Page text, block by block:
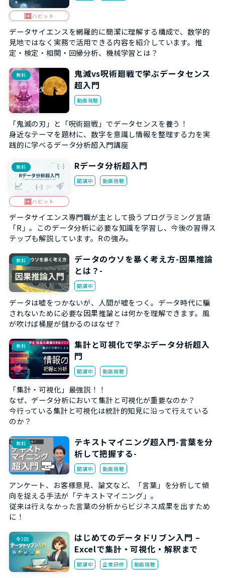
ハビット
データサイエンスを網羅的に簡潔に理解する構成で、数学的
見地ではなく実務で活用できる内容を紹介しています。推
定・検定・相関・回帰分析、機械学習とは？
無料
鬼滅vs呪術廻戦で学ぶデータセンス
超入門
動画視聴
「鬼滅の刃」と「呪術廻戦」でデータセンスを養う！
身近なテーマを題材に、数字を意識し情報を整理する力を実
践的に学べるデータ分析超入門講座
無料
ハビット
Rデータ分析超入門
開講中 動画視聴
データサイエンス専門職が主として扱うプログラミング言語
「R」。このデータ分析に必要な知識を学習し、今後の習得ス
テップも解説しています。Rの強み。
無料
データのウソを暴く考え方-因果推論
とは？-
開講中
データは嘘をつかないが、人間が嘘をつく。データ時代に騙
されないために必要な因果推論とは何かを理解できます。風
が吹けば桶屋が儲かるのはなぜ？
無料
集計と可視化で学ぶデータ分析超入
門
開講中 動画視聴
「集計・可視化」最強説！！
なぜ、データ分析において集計と可視化が重要なのか？
今行っている集計と可視化は統計的知見に沿って行えている
のか？
無料
テキストマイニング超入門-言葉を分
析して把握する-
開講中 動画視聴
アンケート、お客様意見、論文など、「言葉」を分析して傾
向を捉える手法が「テキストマイニング」。
従来は行えなかった言葉の分析からビジネス成果を出すため
に！
全3回
はじめてのデータドリブン入門 –
Excelで集計・可視化・解釈まで
開講中 企業研修 動画視聴